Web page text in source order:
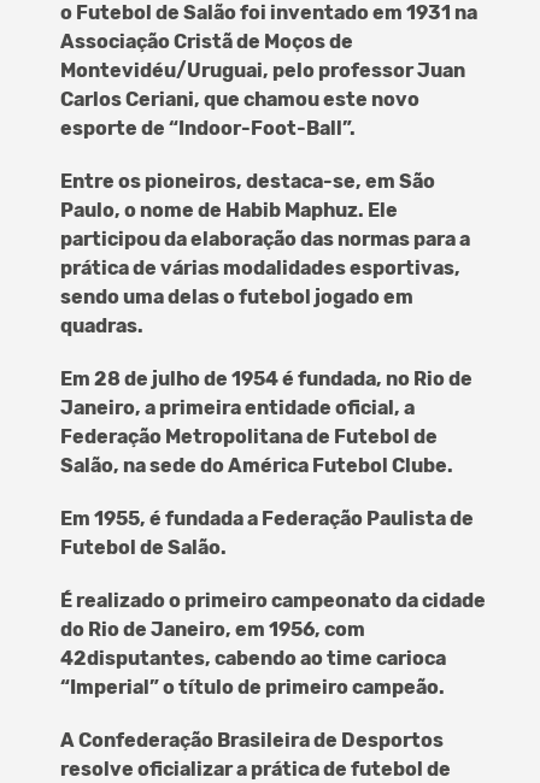
o Futebol de Salão foi inventado em 1931 na
Associação Cristã de Moços de
Montevidéu/Uruguai, pelo professor Juan
Carlos Ceriani, que chamou este novo
esporte de “Indoor-Foot-Ball”.
Entre os pioneiros, destaca-se, em São
Paulo, o nome de Habib Maphuz. Ele
participou da elaboração das normas para a
prática de várias modalidades esportivas,
sendo uma delas o futebol jogado em
quadras.
Em 28 de julho de 1954 é fundada, no Rio de
Janeiro, a primeira entidade oficial, a
Federação Metropolitana de Futebol de
Salão, na sede do América Futebol Clube.
Em 1955, é fundada a Federação Paulista de
Futebol de Salão.
É realizado o primeiro campeonato da cidade
do Rio de Janeiro, em 1956, com
42disputantes, cabendo ao time carioca
“Imperial” o título de primeiro campeão.
A Confederação Brasileira de Desportos
resolve oficializar a prática de futebol de